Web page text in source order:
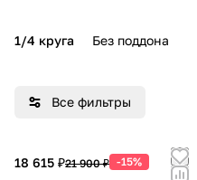
1/4 круга Без поддона
Все фильтры
18 615 ₽21 900 ₽ -15%